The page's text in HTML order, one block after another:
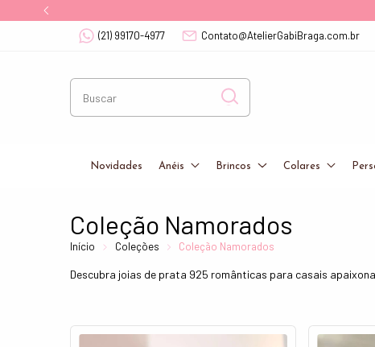
(21) 99170-4977 Contato@AtelierGabiBraga.com.br
Novidades Anéis Brincos Colares
Coleção Namorados
Início Coleções Coleção Namorados
Descubra joias de prata 925 românticas para casais